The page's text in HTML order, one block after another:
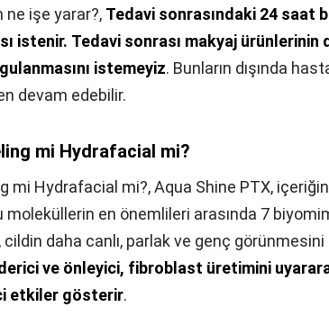
ne işe yarar?, Tedavi sonrasındaki 24 saat
istenir. Tedavi sonrası makyaj ürünlerinin
istemeyiz. Bunların dışında
devam edebilir.
mi Hydrafacial mi?
mi Hydrafacial mi?,Aqua Shine PTX,
moleküllerin en önemlileri arasında 7
daha canlı, parlak ve genç görünmesini
ve önleyici, fibroblast üretimini
etkiler gösterir.